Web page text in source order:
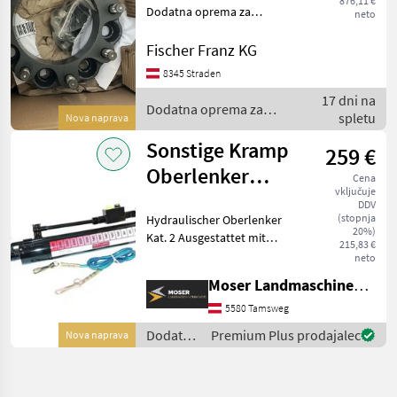
Nova naprava
neto
Dodatna oprema za
oprema za traktorje
Fischer Franz KG
8345 Straden
Dodatna oprema za
traktorje / Fendt
17 dni na
spletu
Nova naprava
Sonstige Kramp
Oberlenker
920mm
259 €
Cena
vključuje
DDV
(stopnja
20%)
215,83 €
neto
Hydraulischer Oberlenker
Kat. 2 Ausgestattet mit
sicheren Halt der Position.
inklusive: * Kugel *
Bedienungsseil *
Schlauchsa
Moser Landmaschinenhandel
5580 Tamsweg
Dodatna
oprema
Premium Plus prodajalec